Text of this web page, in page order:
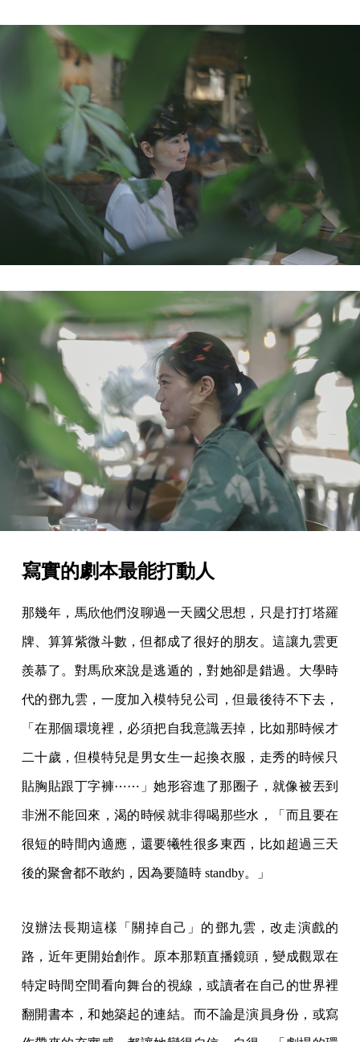
寫實的劇本最能打動人
那幾年，馬欣他們沒聊過一天國父思想，只是打打塔羅
牌、算算紫微斗數，但都成了很好的朋友。這讓九雲更
羨慕了。對馬欣來說是逃遁的，對她卻是錯過。大學時
代的鄧九雲，一度加入模特兒公司，但最後待不下去，
「在那個環境裡，必須把自我意識丟掉，比如那時候才
二十歲，但模特兒是男女生一起換衣服，走秀的時候只
貼胸貼跟丁字褲⋯⋯」她形容進了那圈子，就像被丟到
非洲不能回來，渴的時候就非得喝那些水，「而且要在
很短的時間內適應，還要犧牲很多東西，比如超過三天
後的聚會都不敢約，因為要隨時 standby。」
沒辦法長期這樣「關掉自己」的鄧九雲，改走演戲的
路，近年更開始創作。原本那顆直播鏡頭，變成觀眾在
特定時間空間看向舞台的視線，或讀者在自己的世界裡
翻開書本，和她築起的連結。而不論是演員身份，或寫